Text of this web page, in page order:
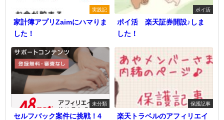
実践記
家計簿アプリZaimにハマりま
した！
ポイ活
ポイ活 楽天証券開設♪しま
した！
未分類
セルフバック案件に挑戦！4
保護記事
楽天トラベルのアフィリエイ